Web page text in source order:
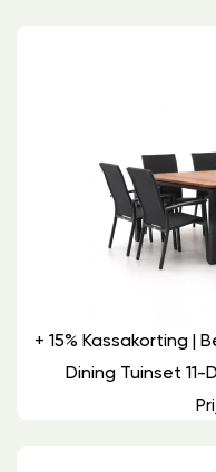
+ 15% Kassakorting |
Dining Tuinset